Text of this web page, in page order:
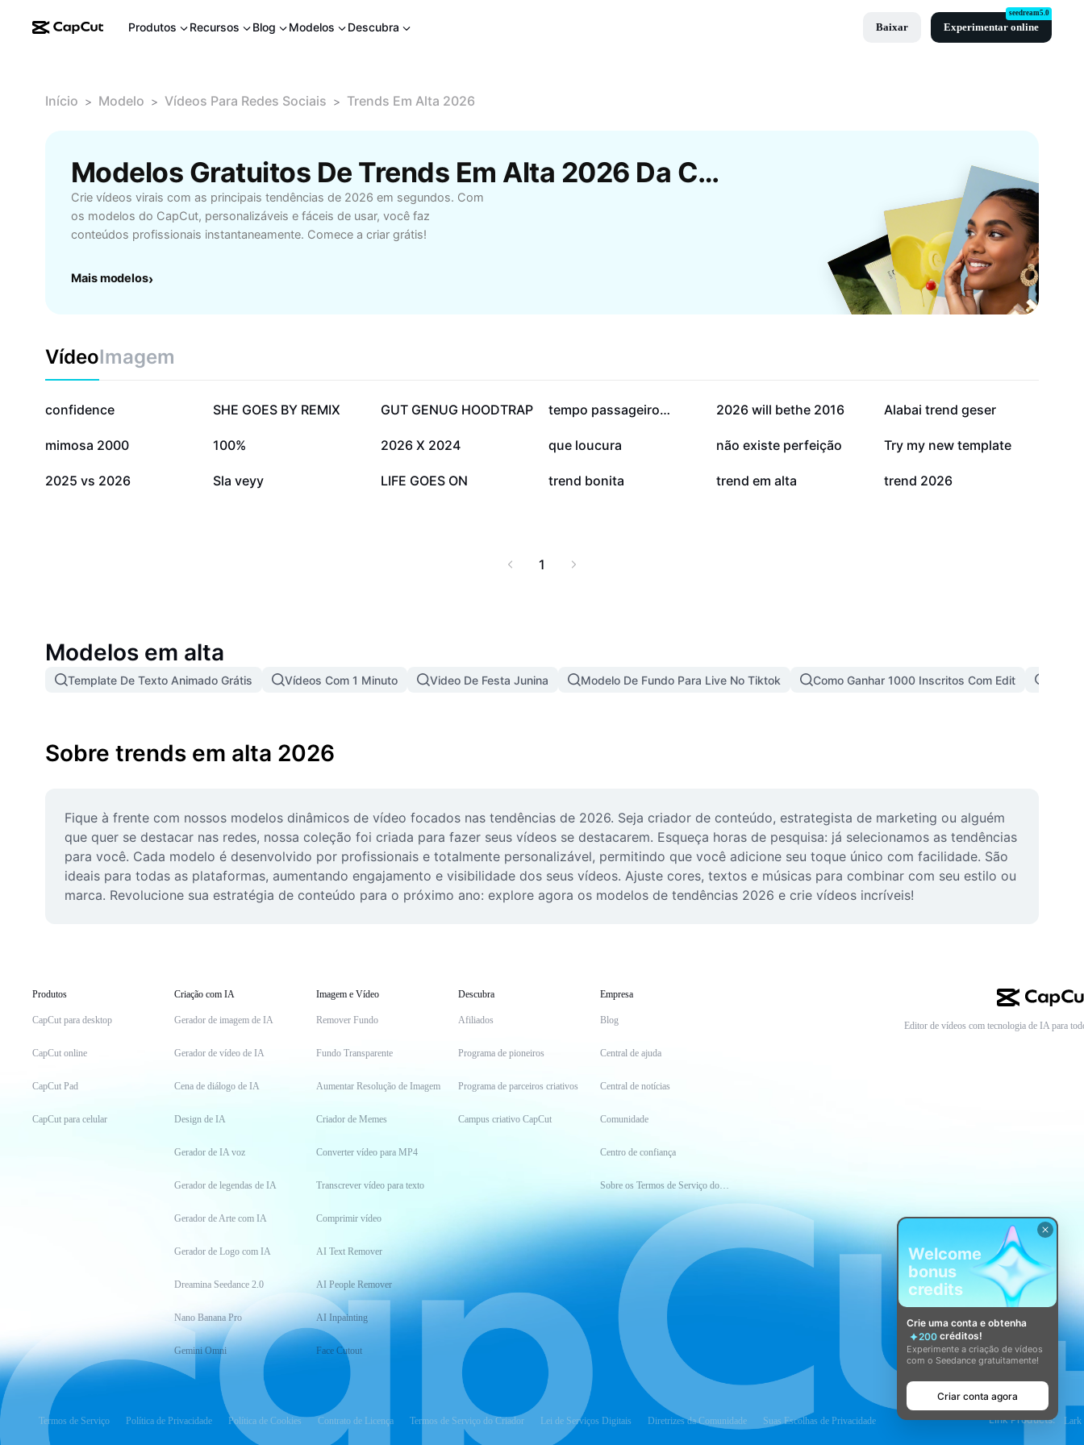
Produtos Recursos Blog Modelos Descubra Baixar Experimentar online
seedream5.0
Início > Modelo > Vídeos Para Redes Sociais > Trends Em Alta 2026
Modelos Gratuitos De Trends Em Alta 2026 Da CapCut
Crie vídeos virais com as principais tendências de 2026 em segundos. Com
os modelos do CapCut, personalizáveis e fáceis de usar, você faz
conteúdos profissionais instantaneamente. Comece a criar grátis!
Mais modelos›
VídeoImagem
1,1 mi
confidence 715,1 mil
SHE GOES BY REMIX 542,5 mil
GUT GENUG HOODTRAP 350,2 mil
tempo passageiro… 283,1 mil
2026 will bethe 2016 241,7 mil
Alabai trend geser
212 mil
mimosa 2000 84,9 mil
100% 76 mil
2026 X 2024 74,4 mil
que loucura 66,6 mil
não existe perfeição 52,5 mil
Try my new template
50,7 mil
2025 vs 2026 39,1 mil
Sla veyy 13,3 mil
LIFE GOES ON 13 mil
trend bonita 5,6 mil
trend em alta 439
trend 2026
1
Modelos em alta
Template De Texto Animado Grátis Vídeos Com 1 Minuto Video De Festa Junina Modelo De Fundo Para Live No Tiktok Como Ganhar 1000 Inscritos Com Edit
Sobre trends em alta 2026
Fique à frente com nossos modelos dinâmicos de vídeo focados nas tendências de 2026. Seja criador de conteúdo, estrategista de marketing ou alguém
que quer se destacar nas redes, nossa coleção foi criada para fazer seus vídeos se destacarem. Esqueça horas de pesquisa: já selecionamos as tendências
para você. Cada modelo é desenvolvido por profissionais e totalmente personalizável, permitindo que você adicione seu toque único com facilidade. São
ideais para todas as plataformas, aumentando engajamento e visibilidade dos seus vídeos. Ajuste cores, textos e músicas para combinar com seu estilo ou
marca. Revolucione sua estratégia de conteúdo para o próximo ano: explore agora os modelos de tendências 2026 e crie vídeos incríveis!
Produtos
CapCut para desktop
CapCut online
CapCut Pad
CapCut para celular
Criação com IA
Gerador de imagem de IA
Gerador de vídeo de IA
Cena de diálogo de IA
Design de IA
Gerador de IA voz
Gerador de legendas de IA
Gerador de Arte com IA
Gerador de Logo com IA
Dreamina Seedance 2.0
Nano Banana Pro
Gemini Omni
Imagem e Vídeo
Remover Fundo
Fundo Transparente
Aumentar Resolução de Imagem
Criador de Memes
Converter vídeo para MP4
Transcrever vídeo para texto
Comprimir vídeo
AI Text Remover
AI People Remover
AI Inpainting
Face Cutout
Descubra
Afiliados
Programa de pioneiros
Programa de parceiros criativos
Campus criativo CapCut
Empresa
Blog
Central de ajuda
Central de notícias
Comunidade
Centro de confiança
Sobre os Termos de Serviço do CapCut
Editor de vídeos com tecnologia de IA para
Termos de Serviço Política de Privacidade Política de Cookies Contrato de Licença Termos de Serviço do Criador Lei de Serviços Digitais Diretrizes da Comunidade Suas Escolhas de Privacidade Link Products: Lark
Welcome
bonus
credits
Crie uma conta e obtenha
200 créditos!
Experimente a criação de vídeos
com o Seedance gratuitamente!
Criar conta agora